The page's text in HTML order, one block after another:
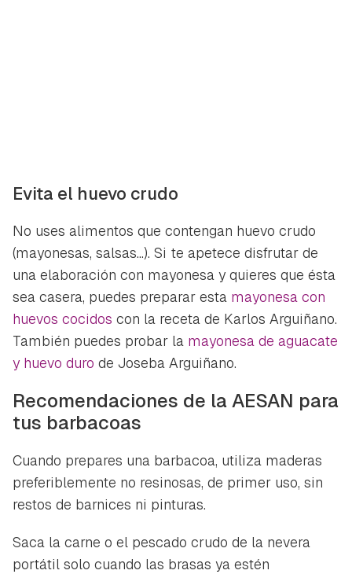
Evita el huevo crudo
No uses alimentos que contengan huevo crudo
(mayonesas, salsas...). Si te apetece disfrutar de
una elaboración con mayonesa y quieres que ésta
sea casera, puedes preparar esta mayonesa con
huevos cocidos con la receta de Karlos Arguiñano.
También puedes probar la mayonesa de aguacate
y huevo duro de Joseba Arguiñano.
Recomendaciones de la AESAN para
tus barbacoas
Cuando prepares una barbacoa, utiliza maderas
preferiblemente no resinosas, de primer uso, sin
restos de barnices ni pinturas.
Saca la carne o el pescado crudo de la nevera
portátil solo cuando las brasas ya estén